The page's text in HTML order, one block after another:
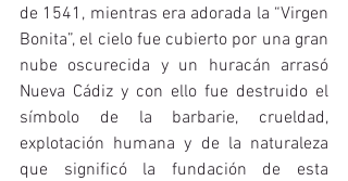
de 1541, mientras era adorada la “Virgen
Bonita”, el cielo fue cubierto por una gran
nube oscurecida y un huracán arrasó
Nueva Cádiz y con ello fue destruido el
símbolo de la barbarie, crueldad,
explotación humana y de la naturaleza
que significó la fundación de esta